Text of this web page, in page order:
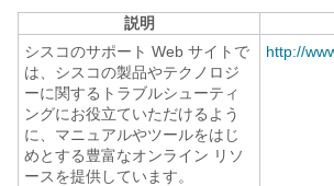
説明
シスコのサポート Web サイトで
は、シスコの製品やテクノロジ
ーに関するトラブルシューティ
ングにお役立ていただけるよう
に、マニュアルやツールをはじ
めとする豊富なオンライン リソ
ースを提供しています。
http://